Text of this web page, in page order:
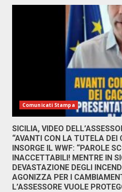
Comunicati Stampa
SICILIA, VIDEO
“AVANTI CON LA TUTELA DEI
INSORGE IL WWF: “PAROLE
INACCETTABILI! MENTRE IN
DEVASTAZIONE DEGLI
AGONIZZA PER I
L’ASSESSORE VUOLE